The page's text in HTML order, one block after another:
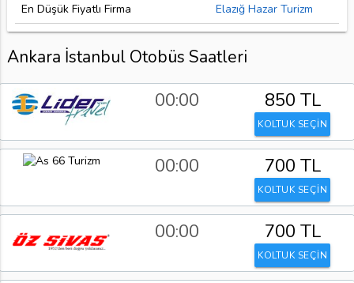
En Düşük Fiyatlı Firma
Elazığ Hazar Turizm
Ankara İstanbul Otobüs Saatleri
00:00 850 TL
KOLTUK SEÇİN
00:00 700 TL
KOLTUK SEÇİN
00:00 700 TL
KOLTUK SEÇİN